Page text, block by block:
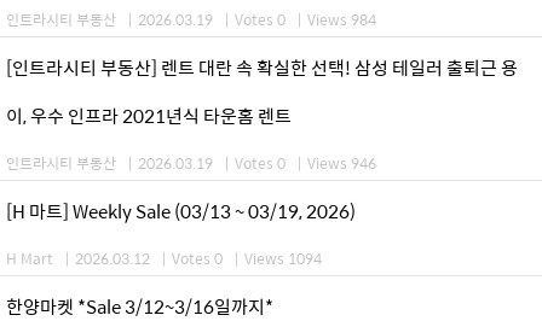
인트라시티 부동산 | 2026.03.19 | Votes 0 | Views 984
[인트라시티 부동산] 렌트 대란 속 확실한 선택! 삼성 테일러 출퇴근 용
이, 우수 인프라 2021년식 타운홈 렌트
인트라시티 부동산 | 2026.03.19 | Votes 0 | Views 946
[H 마트] Weekly Sale (03/13 ~ 03/19, 2026)
H Mart | 2026.03.12 | Votes 0 | Views 1094
한양마켓 *Sale 3/12~3/16일까지*